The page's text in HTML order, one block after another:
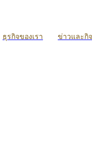
ธุรกิจของเรา ข่าวและกิ